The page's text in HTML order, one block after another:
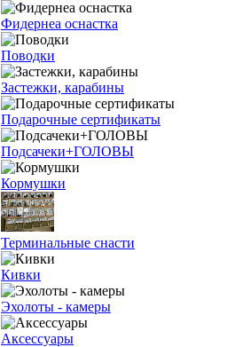
Фидернеа оснастка
Поводки
Застежки, карабины
Подарочные сертификаты
Подсачеки+ГОЛОВЫ
Кормушки
Терминальные снасти
Кивки
Эхолоты - камеры
Аксессуары